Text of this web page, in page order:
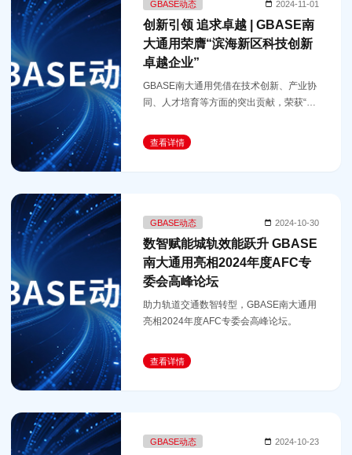
GBASE动态 2024-11-01
创新引领 追求卓越 | GBASE南
大通用荣膺“滨海新区科技创新
卓越企业”
GBASE南大通用凭借在技术创新、产业协
同、人才培育等方面的突出贡献，荣获“天
查看详情
GBASE动态 2024-10-30
数智赋能城轨效能跃升 GBASE
南大通用亮相2024年度AFC专
委会高峰论坛
助力轨道交通数智转型，GBASE南大通用
亮相2024年度AFC专委会高峰论坛。
查看详情
GBASE动态 2024-10-23